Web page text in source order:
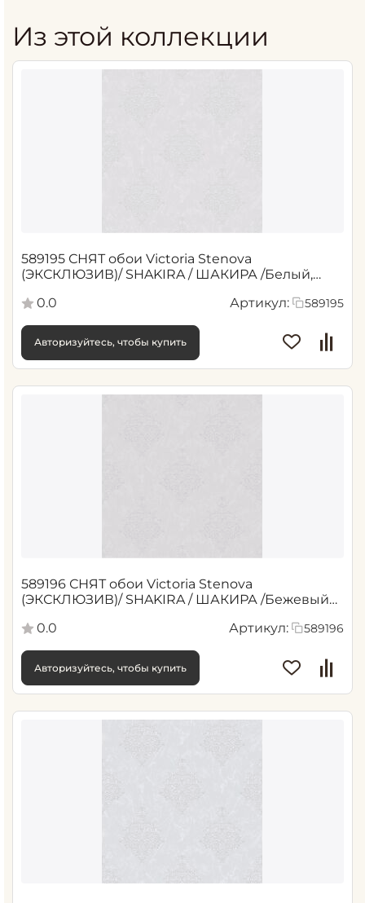
Из этой коллекции
589195 СНЯТ обои Victoria Stenova
(ЭКСКЛЮЗИВ)/ SHAKIRA / ШАКИРА /Белый,
0.0
Артикул: 589195
Авторизуйтесь, чтобы купить
589196 СНЯТ обои Victoria Stenova
(ЭКСКЛЮЗИВ)/ SHAKIRA / ШАКИРА /Бежевый
0.0
Артикул: 589196
Авторизуйтесь, чтобы купить